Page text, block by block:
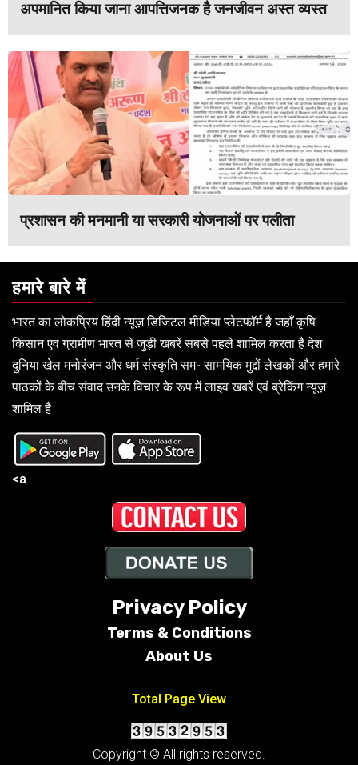
अपमानित किया जाना आपत्तिजनक है जनजीवन अस्त व्यस्त
प्रशासन की मनमानी या सरकारी योजनाओं पर पलीता
हमारे बारे में
भारत का लोकप्रिय हिंदी न्यूज़ डिजिटल मीडिया प्लेटफॉर्म है जहाँ कृषि
किसान एवं ग्रामीण भारत से जुड़ी खबरें सबसे पहले शामिल करता है देश
दुनिया खेल मनोरंजन और धर्म संस्कृति सम- सामयिक मुद्दों लेखकों और हमारे
पाठकों के बीच संवाद उनके विचार के रूप में लाइव खबरें एवं ब्रेकिंग न्यूज़
शामिल है
<a
Privacy Policy
Terms & Conditions
About Us
Total Page View
Copyright © All rights reserved.